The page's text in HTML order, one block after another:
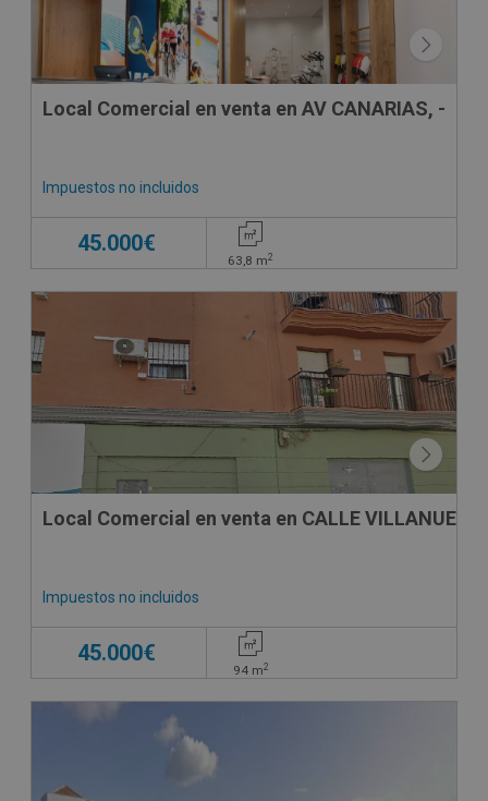
Local Comercial en venta en AV CANARIAS, -
Impuestos no incluidos
45.000€
63,8 m2
Local Comercial en venta en CALLE VILLANUEVA
Impuestos no incluidos
45.000€
94 m2
CESIÓN DE REMATE